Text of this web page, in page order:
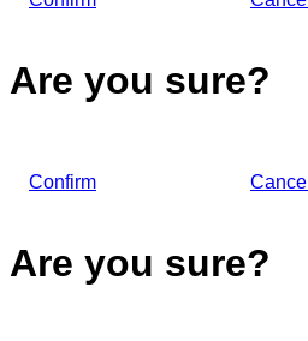
Are you sure?
Confirm Cancel
Are you sure?